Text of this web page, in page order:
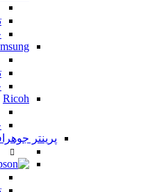
Ricoh
پرینتر